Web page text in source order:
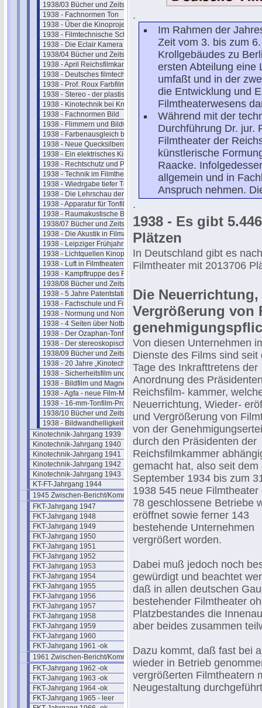
1938/03 Bücher und Zeitschriften
1938 - Fachnormen Ton
1938 - Über die Kinoprojektion
1938 - Filmtechnische Schau März
1938 - Die Eclair Kamera - Paris
1938/04 Bücher und Zeitschriften
1938 - April Reichsfilmkammer
1938 - Deutsches filmtechn. Schaffen
1938 - Prof. Roux Farbfilmverfahren
1938 - Stereo - der plastische Ton
1938 - Kinotechnik bei Krupp
1938 - Fachnormen Bild
1938 - Flimmern und Bildwandbeleuchtung
1938 - Farbenausgleich beim Film
1938 - Neue Quecksilberdampflampen
1938 - Ein elektrisches Kino
1938 - Rechtschutz und Patente
1938 - Technik im Filmtheater
1938 - Wiedrgabe tiefer Töne
1938 - Die Lehrschau der Ufa
1938 - Apparatur für Tonfilmaufnahme
1938 - Raumakustische Betrachtungen
1938/07 Bücher und Zeitschriften
1938 - Die Akustik in Filmateliers
1938 - Leipziger Frühjahrsmesse
1938 - Lichtquellen Kinoprojektion
1938 - Luft in Filmtheatern
1938 - Kampftruppe des Führers
1938/08 Bücher und Zeitschriften
1938 - 5 Jahre Patentstatistik
1938 - Fachschule und Filmakademie
1938 - Normung und Normentagung
1938 - 4 Seiten über Notbeleuchtung
1938 - Der Ozaphan-Tonfilm
1938 - Der stereoskopische Film
1938/09 Bücher und Zeitschriften
1938 - 20 Jahre „Kinotechnik"
1938 - Sicherheitsfilm und Magnetton
1938 - Bildfilm und Magnetton
1938 - Agfa - neue Film-Materialien
1938 - 16-mm-Tonfilm-Projektor
1938/10 Bücher und Zeitschriften
1938 - Bildwandhelligkeit im Kino
Kinotechnik-Jahrgang 1939
Kinotechnik-Jahrgang 1940
Kinotechnik-Jahrgang 1941
Kinotechnik-Jahrgang 1942
Kinotechnik-Jahrgang 1943
KT-FT-Jahrgang 1944
1945 Zwischen-Bericht/Kommentar
FKT-Jahrgang 1947
FKT-Jahrgang 1948
FKT-Jahrgang 1949
FKT-Jahrgang 1950
FKT-Jahrgang 1951
FKT-Jahrgang 1952
FKT-Jahrgang 1953
FKT-Jahrgang 1954
FKT-Jahrgang 1955
FKT-Jahrgang 1956
FKT-Jahrgang 1957
FKT-Jahrgang 1958
FKT-Jahrgang 1959
FKT-Jahrgang 1960
FKT-Jahrgang 1961 -ok
1961 Zwischen-Bericht/Kommentar
FKT-Jahrgang 1962 -ok
FKT-Jahrgang 1963 -ok
FKT-Jahrgang 1964 -ok
FKT-Jahrgang 1965 - leer
.
Im Rahmen der
Zeit vom 3. bis zum
Krollgebäudes zu
ersten Abteilung eine
umfaßt und in der
die Entwicklung und
Filmtheaterwesens
Während mit der
Durchführung Dr. jur.
Filmtheater der
künstlerische
Raacke.
allgemein und in
Anspruch nehmen.
.
1938 - Es gibt
Plätzen
In Deutschland gibt es
Filmtheater mit 2013706
Die
Vergrößerung von
Von diesen Unternehmen
Dienste des Films sind seit
Tage des Inkrafttretens der
Anordnung des
Reichsfilm- kammer,
Neuerrichtung, Wieder-
und Vergrößerung von
von der
durch den Präsidenten der
Reichsfilmkammer
gemacht hat, also seit dem
September 1934 bis zum
1938 545 neue Filmtheater
78 geschlossene Betriebe
eröffnet sowie ferner 143
bestehende Unternehmen
vergrößert worden.
Dabei muß jedoch noch
gewürdigt und beachtet
daß in allen deutschen
bestehender Filmtheater
Platzbestandes die
aber beides zusammen
Dazu kommt, daß fast bei
wieder in Betrieb
vergrößerten Filmtheatern
Neugestaltung